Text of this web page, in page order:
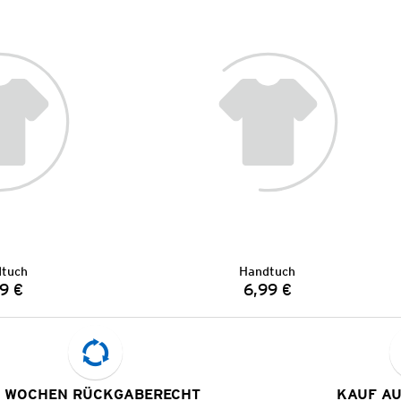
€
Handtuch
Preis:
6,99 €
RÜCKGABERECHT KAUF